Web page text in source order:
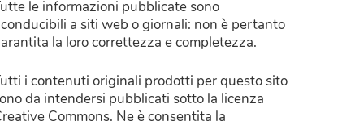
le informazioni pubblicate sono
a siti web o giornali: non è pertanto
la loro correttezza e completezza.
i contenuti originali prodotti per questo sito
da intendersi pubblicati sotto la licenza
Commons. Ne è consentita la